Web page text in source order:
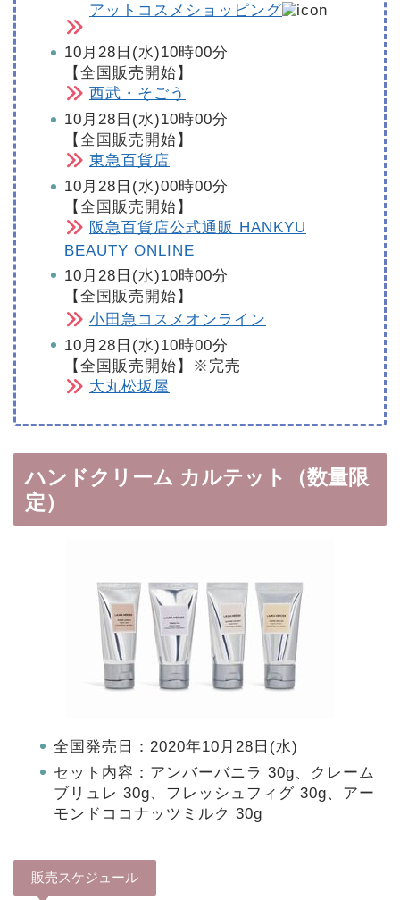
アットコスメショッピング
10月28日(水)10時00分
【全国販売開始】
西武・そごう
10月28日(水)10時00分
【全国販売開始】
東急百貨店
10月28日(水)00時00分
【全国販売開始】
阪急百貨店公式通販 HANKYU
BEAUTY ONLINE
10月28日(水)10時00分
【全国販売開始】
小田急コスメオンライン
10月28日(水)10時00分
【全国販売開始】※完売
大丸松坂屋
ハンドクリーム カルテット（数量限
定）
全国発売日：2020年10月28日(水)
セット内容：アンバーバニラ 30g、クレーム
ブリュレ 30g、フレッシュフィグ 30g、アー
モンドココナッツミルク 30g
販売スケジュール